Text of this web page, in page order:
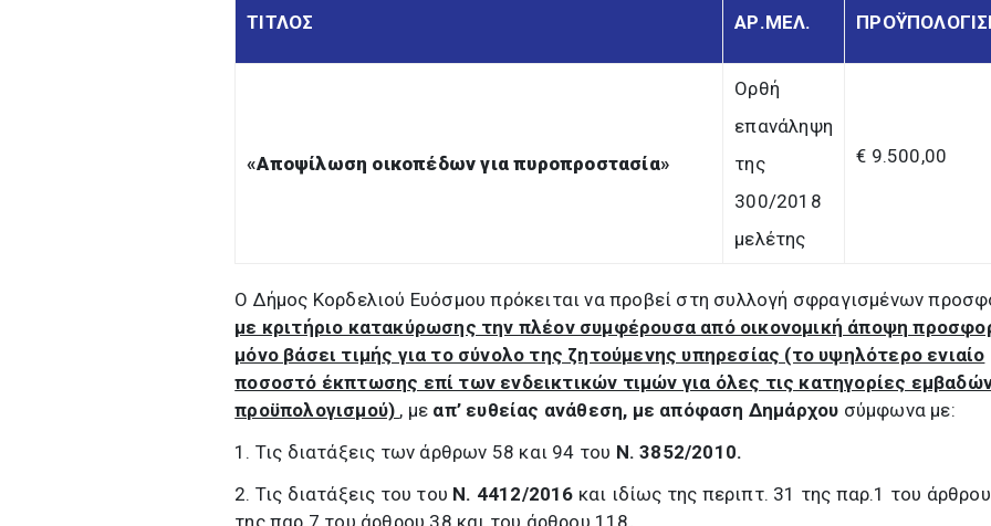
ΤΙΤΛΟΣ ΑΡ.ΜΕΛ.
«Αποψίλωση οικοπέδων για πυροπροστασία»
Ορθή
επανάληψη
της
300/2018
μελέτης
€ 9.500,00
Ο Δήμος Κορδελιού Ευόσμου πρόκειται να προβεί στη συλλογή σφραγισμένων
με κριτήριο κατακύρωσης την πλέον συμφέρουσα από οικονομική άποψη
μόνο βάσει τιμής για το σύνολο της ζητούμενης υπηρεσίας (το υψηλότερο ενιαίο
ποσοστό έκπτωσης επί των ενδεικτικών τιμών για όλες τις κατηγορίες
προϋπολογισμού) , με απ’ ευθείας ανάθεση, με απόφαση Δημάρχου σύμφωνα με:
1. Τις διατάξεις των άρθρων 58 και 94 του Ν. 3852/2010.
2. Τις διατάξεις του του Ν. 4412/2016 και ιδίως της περιπτ. 31 της παρ.1 του
της παρ.7 του άρθρου 38 και του άρθρου 118.